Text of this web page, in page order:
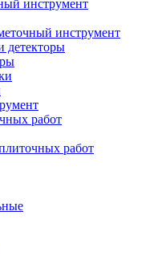
инструмент
инструмент
детекторы
работ
работ